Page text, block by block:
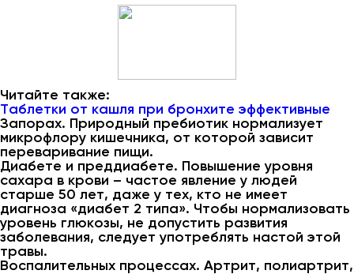
Читайте также:
Таблетки от кашля при бронхите эффективные
Запорах. Природный пребиотик нормализует
микрофлору кишечника, от которой зависит
переваривание пищи.
Диабете и преддиабете. Повышение уровня
сахара в крови – частое явление у людей
старше 50 лет, даже у тех, кто не имеет
диагноза «диабет 2 типа». Чтобы нормализовать
уровень глюкозы, не допустить развития
заболевания, следует употреблять настой этой
травы.
Воспалительных процессах. Артрит, полиартрит,